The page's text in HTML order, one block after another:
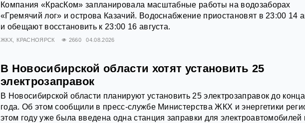
Компания «КрасКом» запланировала масштабные работы на водозаборах
«Гремячий лог» и острова Казачий. Водоснабжение приостановят в 23:00 14
и обещают восстановить к 23:00 16 августа.
ЖКХ КРАСНОЯРСК 2660 04.08.2026
В Новосибирской области хотят установить 25
электрозаправок
В Новосибирской области планируют установить 25 электрозаправок до
года. Об этом сообщили в пресс-службе Министерства ЖКХ и энергетики
этом году уже была введена одна станция заправки для электроавтомобилей